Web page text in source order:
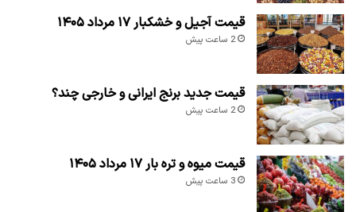
قیمت آجیل و خشکبار ۱۷ مرداد ۱۴۰۵
2 ساعت پیش
قیمت جدید برنج ایرانی و خارجی چند؟
2 ساعت پیش
قیمت میوه و تره بار ۱۷ مرداد ۱۴۰۵
3 ساعت پیش